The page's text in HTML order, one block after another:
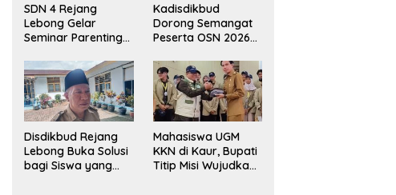
SDN 4 Rejang
Lebong Gelar
Seminar Parenting
Bullying,
Kadisdikbud: Patut
Jadi Contoh
Kadisdikbud
Dorong Semangat
Peserta OSN 2026
Disdikbud Rejang
Lebong Buka Solusi
bagi Siswa yang
Mahasiswa UGM
KKN di Kaur, Bupati
Titip Misi Wujudkan